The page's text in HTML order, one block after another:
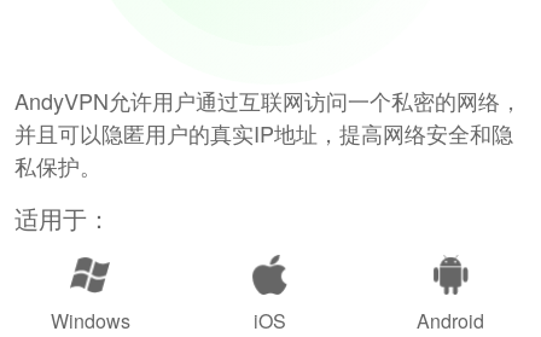
AndyVPN允许用户通过互联网访问一个私密的网络，
并且可以隐匿用户的真实IP地址，提高网络安全和隐
私保护。
适用于：
Windows iOS Android